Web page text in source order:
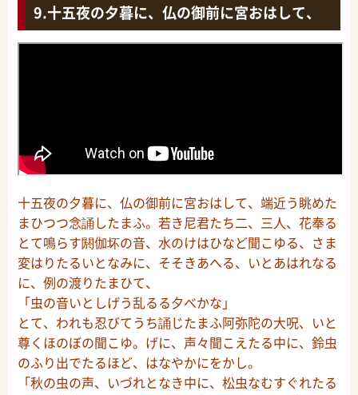
十五夜の夕暮に、仏の御前に宮おはして、
十五夜の夕暮に、仏の御前に宮おはして、端近う眺めた
まひつつ念誦したまふ。若き尼君たち二、三人、花奉る
とて鳴らす閼伽坏の音、水のけはひなど聞こゆる、さま
変はりたるいとなみに、そそきあへる、いとあはれなる
に、例の渡りたまひて、
「虫の音いとしげう乱るる夕べかな」
とて、われも忍びてうち誦じたまふ阿弥陀の大呪、いと
尊くほのぼの聞こゆ。げに、声々聞こえたる中に、鈴虫
のふり出でたるほど、はなやかにをかし。
「秋の虫の声、いづれとなき中に、松虫なむすぐれたる